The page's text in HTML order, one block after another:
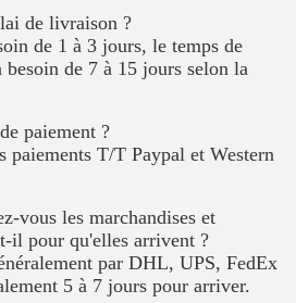
de livraison ?
de 1 à 3 jours, le temps de
besoin de 7 à 15 jours selon la
paiement ?
paiements T/T Paypal et Western
vous les marchandises et
il pour qu'elles arrivent ?
par DHL, UPS, FedEx
5 à 7 jours pour arriver.